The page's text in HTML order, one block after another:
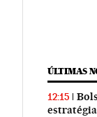
ÚLTIMAS
12:15
estratégia